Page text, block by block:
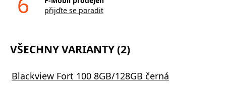
přijďte se poradit
VŠECHNY VARIANTY (2)
Blackview Fort 100 8GB/128GB černá